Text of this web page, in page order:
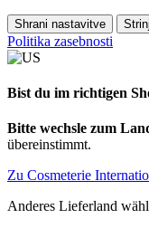
Shrani nastavitve
Politika zasebnosti
Bist du im richtigen
Bitte wechsle zum
übereinstimmt.
Zu Cosmeterie
Anderes Lieferland